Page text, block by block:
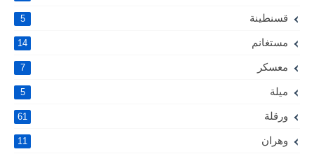
قسنطينة 5
مستغانم 14
معسكر 7
ميلة 5
ورقلة 61
وهران 11